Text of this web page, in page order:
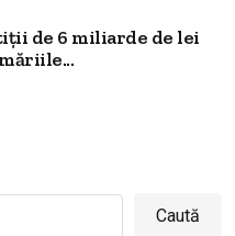
de 6 miliarde de lei